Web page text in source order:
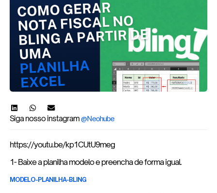
Siga nosso instagram@Neohube
https://youtu.be/kp1CUtU9meg
1- Baixe a planilha modelo e preencha de forma igual.
MODELO-PLANILHA-BLING